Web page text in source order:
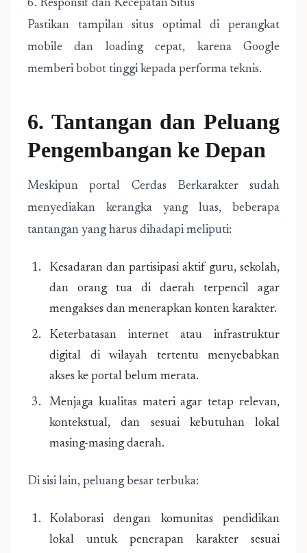
6. Responsif dan Kecepatan Situs
Pastikan tampilan situs optimal di perangkat
mobile dan loading cepat, karena Google
memberi bobot tinggi kepada performa teknis.
6. Tantangan dan Peluang
Pengembangan ke Depan
Meskipun portal Cerdas Berkarakter sudah
menyediakan kerangka yang luas, beberapa
tantangan yang harus dihadapi meliputi:
Kesadaran dan partisipasi aktif guru, sekolah,
dan orang tua di daerah terpencil agar
mengakses dan menerapkan konten karakter.
Keterbatasan internet atau infrastruktur
digital di wilayah tertentu menyebabkan
akses ke portal belum merata.
Menjaga kualitas materi agar tetap relevan,
kontekstual, dan sesuai kebutuhan lokal
masing-masing daerah.
Di sisi lain, peluang besar terbuka:
Kolaborasi dengan komunitas pendidikan
lokal untuk penerapan karakter sesuai